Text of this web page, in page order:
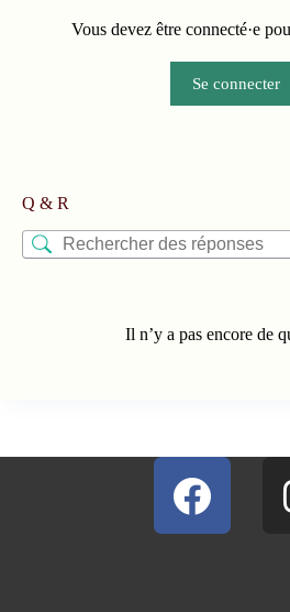
Vous devez être connecté·e
Se connecter
Q & R
Il n’y a pas encore de